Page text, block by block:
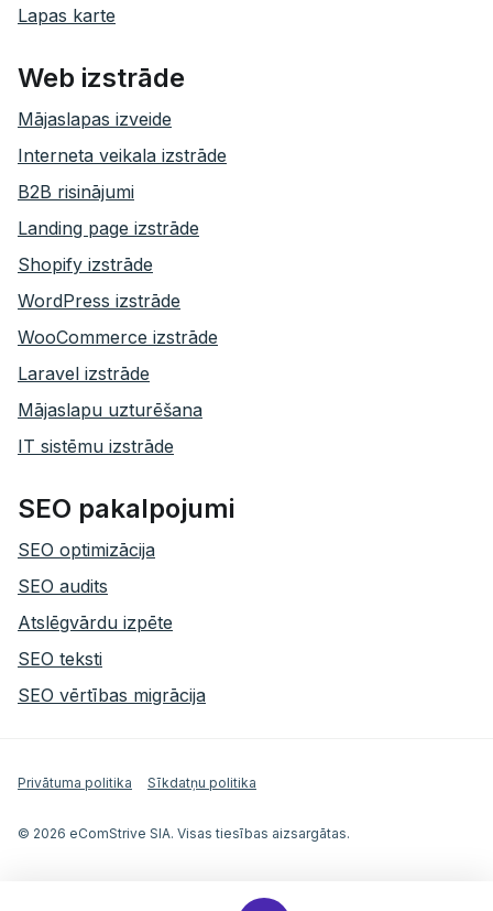
Lapas karte
Web izstrāde
Mājaslapas izveide
Interneta veikala izstrāde
B2B risinājumi
Landing page izstrāde
Shopify izstrāde
WordPress izstrāde
WooCommerce izstrāde
Laravel izstrāde
Mājaslapu uzturēšana
IT sistēmu izstrāde
SEO pakalpojumi
SEO optimizācija
SEO audits
Atslēgvārdu izpēte
SEO teksti
SEO vērtības migrācija
Privātuma politika Sīkdatņu politika
© 2026 eComStrive SIA. Visas tiesības aizsargātas.